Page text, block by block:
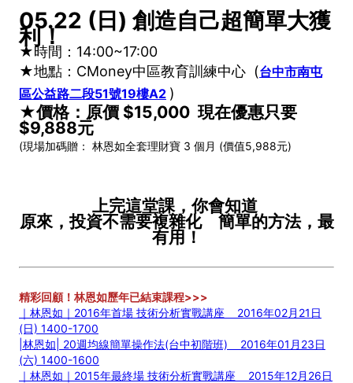
05.22 (日) 創造自己超簡單大獲
利！
★時間：14:00~17:00
★地點： CMoney中區教育訓練中心 (台中市南屯
區公益路二段51號19樓A2 )
★價格：原價 $15,000 現在優惠只要
$9,888元
(現場加碼贈： 林恩如全套理財寶 3 個月 (價值5,988元)
上完這堂課，你會知道
原來，投資不需要複雜化 簡單的方法，最
有用！
精彩回顧！林恩如歷年已結束課程>>>
｜林恩如｜2016年首場 技術分析實戰講座 2016年02月21日
(日) 1400-1700
|林恩如| 20週均線簡單操作法(台中初階班) 2016年01月23日
(六) 1400-1600
｜林恩如｜2015年最終場 技術分析實戰講座 2015年12月26日